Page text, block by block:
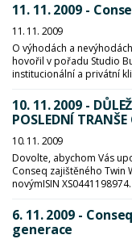
11. 11. 2009 -
11. 11. 2009
O výhodách a
hovořil v pořadu Studio
institucionální a privátní
10. 11. 2009 -
POSLEDNÍ
10. 11. 2009
Dovolte, abychom Vás
Conseq zajištěného Twin
novýmISIN XS0441198974.
6. 11. 2009 -
generace